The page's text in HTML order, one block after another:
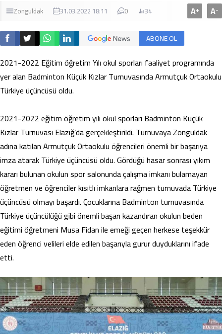
Zonguldak 31.03.2022 18:11 0 34 A+ A-
ABONE OL
2021-2022 Eğitim öğretim Yılı okul sporları faaliyet programında
yer alan Badminton Küçük Kızlar Turnuvasında Armutçuk Ortaokulu
Türkiye üçüncüsü oldu.
2021-2022 eğitim öğretim yılı okul sporları Badminton Küçük
Kızlar Turnuvası Elazığ’da gerçekleştirildi. Turnuvaya Zonguldak
adına katılan Armutçuk Ortaokulu öğrencileri önemli bir başarıya
imza atarak Türkiye üçüncüsü oldu. Gördüğü hasar sonrası yıkım
kararı bulunan okulun spor salonunda çalışma imkanı bulamayan
öğretmen ve öğrenciler kısıtlı imkanlara rağmen turnuvada Türkiye
üçüncüsü olmayı başardı. Çocuklarına Badminton turnuvasında
Türkiye üçüncülüğü gibi önemli başarı kazandıran okulun beden
eğitimi öğretmeni Musa Fidan ile emeği geçen herkese teşekkür
eden öğrenci velileri elde edilen başarıyla gurur duyduklarını ifade
etti.